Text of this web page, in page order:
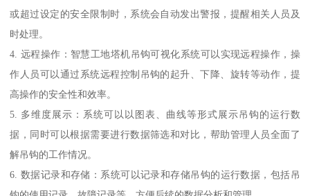
或超过设定的安全限制时，系统会自动发出警报，提醒相关人员及
时处理。
4. 远程操作：智慧工地塔机吊钩可视化系统可以实现远程操作，操
作人员可以通过系统远程控制吊钩的起升、下降、旋转等动作，提
高操作的安全性和效率。
5. 多维度展示：系统可以以图表、曲线等形式展示吊钩的运行数
据，同时可以根据需要进行数据筛选和对比，帮助管理人员全面了
解吊钩的工作情况。
6. 数据记录和存储：系统可以记录和存储吊钩的运行数据，包括吊